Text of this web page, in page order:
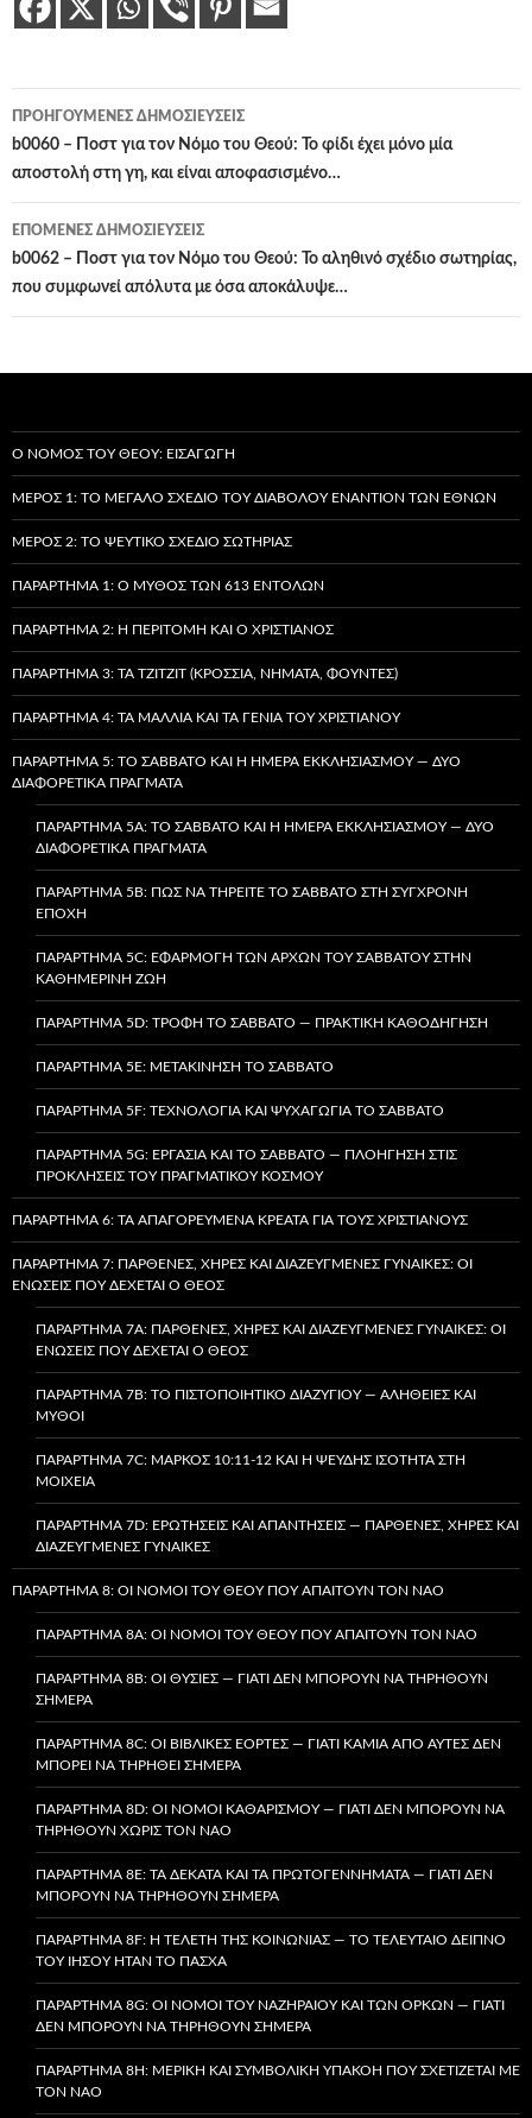
Πλοήγηση
άρθρων
ΠΡΟΗΓΟΎΜΕΝΕΣ ΔΗΜΟΣΙΕΎΣΕΙΣ
b0060 – Ποστ για τον Νόμο του Θεού: Το φίδι έχει μόνο μία
αποστολή στη γη, και είναι αποφασισμένο…
ΕΠΌΜΕΝΕΣ ΔΗΜΟΣΙΕΎΣΕΙΣ
b0062 – Ποστ για τον Νόμο του Θεού: Το αληθινό σχέδιο σωτηρίας,
που συμφωνεί απόλυτα με όσα αποκάλυψε…
Ο ΝΌΜΟΣ ΤΟΥ ΘΕΟΎ: ΕΙΣΑΓΩΓΉ
ΜΈΡΟΣ 1: ΤΟ ΜΕΓΆΛΟ ΣΧΈΔΙΟ ΤΟΥ ΔΙΑΒΌΛΟΥ ΕΝΑΝΤΊΟΝ ΤΩΝ ΕΘΝΏΝ
ΜΈΡΟΣ 2: ΤΟ ΨΕΎΤΙΚΟ ΣΧΈΔΙΟ ΣΩΤΗΡΊΑΣ
ΠΑΡΆΡΤΗΜΑ 1: Ο ΜΎΘΟΣ ΤΩΝ 613 ΕΝΤΟΛΏΝ
ΠΑΡΆΡΤΗΜΑ 2: Η ΠΕΡΙΤΟΜΉ ΚΑΙ Ο ΧΡΙΣΤΙΑΝΌΣ
ΠΑΡΆΡΤΗΜΑ 3: ΤΑ TZITZIT (ΚΡΌΣΣΙΑ, ΝΉΜΑΤΑ, ΦΟΎΝΤΕΣ)
ΠΑΡΆΡΤΗΜΑ 4: ΤΑ ΜΑΛΛΙΆ ΚΑΙ ΤΑ ΓΈΝΙΑ ΤΟΥ ΧΡΙΣΤΙΑΝΟΎ
ΠΑΡΆΡΤΗΜΑ 5: ΤΟ ΣΆΒΒΑΤΟ ΚΑΙ Η ΗΜΈΡΑ ΕΚΚΛΗΣΙΑΣΜΟΎ — ΔΎΟ
ΔΙΑΦΟΡΕΤΙΚΆ ΠΡΆΓΜΑΤΑ
ΠΑΡΆΡΤΗΜΑ 5A: ΤΟ ΣΆΒΒΑΤΟ ΚΑΙ Η ΗΜΈΡΑ ΕΚΚΛΗΣΙΑΣΜΟΎ — ΔΎΟ
ΔΙΑΦΟΡΕΤΙΚΆ ΠΡΆΓΜΑΤΑ
ΠΑΡΆΡΤΗΜΑ 5B: ΠΏΣ ΝΑ ΤΗΡΕΊΤΕ ΤΟ ΣΆΒΒΑΤΟ ΣΤΗ ΣΎΓΧΡΟΝΗ
ΕΠΟΧΉ
ΠΑΡΆΡΤΗΜΑ 5C: ΕΦΑΡΜΟΓΉ ΤΩΝ ΑΡΧΏΝ ΤΟΥ ΣΑΒΒΆΤΟΥ ΣΤΗΝ
ΚΑΘΗΜΕΡΙΝΉ ΖΩΉ
ΠΑΡΆΡΤΗΜΑ 5D: ΤΡΟΦΉ ΤΟ ΣΆΒΒΑΤΟ — ΠΡΑΚΤΙΚΉ ΚΑΘΟΔΉΓΗΣΗ
ΠΑΡΆΡΤΗΜΑ 5E: ΜΕΤΑΚΊΝΗΣΗ ΤΟ ΣΆΒΒΑΤΟ
ΠΑΡΆΡΤΗΜΑ 5F: ΤΕΧΝΟΛΟΓΊΑ ΚΑΙ ΨΥΧΑΓΩΓΊΑ ΤΟ ΣΆΒΒΑΤΟ
ΠΑΡΆΡΤΗΜΑ 5G: ΕΡΓΑΣΊΑ ΚΑΙ ΤΟ ΣΆΒΒΑΤΟ — ΠΛΟΉΓΗΣΗ ΣΤΙΣ
ΠΡΟΚΛΉΣΕΙΣ ΤΟΥ ΠΡΑΓΜΑΤΙΚΟΎ ΚΌΣΜΟΥ
ΠΑΡΆΡΤΗΜΑ 6: ΤΑ ΑΠΑΓΟΡΕΥΜΈΝΑ ΚΡΈΑΤΑ ΓΙΑ ΤΟΥΣ ΧΡΙΣΤΙΑΝΟΎΣ
ΠΑΡΆΡΤΗΜΑ 7: ΠΑΡΘΈΝΕΣ, ΧΉΡΕΣ ΚΑΙ ΔΙΑΖΕΥΓΜΈΝΕΣ ΓΥΝΑΊΚΕΣ: ΟΙ
ΕΝΏΣΕΙΣ ΠΟΥ ΔΈΧΕΤΑΙ Ο ΘΕΌΣ
ΠΑΡΆΡΤΗΜΑ 7A: ΠΑΡΘΈΝΕΣ, ΧΉΡΕΣ ΚΑΙ ΔΙΑΖΕΥΓΜΈΝΕΣ ΓΥΝΑΊΚΕΣ: ΟΙ
ΕΝΏΣΕΙΣ ΠΟΥ ΔΈΧΕΤΑΙ Ο ΘΕΌΣ
ΠΑΡΆΡΤΗΜΑ 7B: ΤΟ ΠΙΣΤΟΠΟΙΗΤΙΚΌ ΔΙΑΖΥΓΊΟΥ — ΑΛΉΘΕΙΕΣ ΚΑΙ
ΜΎΘΟΙ
ΠΑΡΆΡΤΗΜΑ 7C: ΜΆΡΚΟΣ 10:11-12 ΚΑΙ Η ΨΕΥΔΉΣ ΙΣΌΤΗΤΑ ΣΤΗ
ΜΟΙΧΕΊΑ
ΠΑΡΆΡΤΗΜΑ 7D: ΕΡΩΤΉΣΕΙΣ ΚΑΙ ΑΠΑΝΤΉΣΕΙΣ — ΠΑΡΘΈΝΕΣ, ΧΉΡΕΣ ΚΑΙ
ΔΙΑΖΕΥΓΜΈΝΕΣ ΓΥΝΑΊΚΕΣ
ΠΑΡΆΡΤΗΜΑ 8: ΟΙ ΝΌΜΟΙ ΤΟΥ ΘΕΟΎ ΠΟΥ ΑΠΑΙΤΟΎΝ ΤΟΝ ΝΑΌ
ΠΑΡΆΡΤΗΜΑ 8A: ΟΙ ΝΌΜΟΙ ΤΟΥ ΘΕΟΎ ΠΟΥ ΑΠΑΙΤΟΎΝ ΤΟΝ ΝΑΌ
ΠΑΡΆΡΤΗΜΑ 8B: ΟΙ ΘΥΣΊΕΣ — ΓΙΑΤΊ ΔΕΝ ΜΠΟΡΟΎΝ ΝΑ ΤΗΡΗΘΟΎΝ
ΣΉΜΕΡΑ
ΠΑΡΆΡΤΗΜΑ 8C: ΟΙ ΒΙΒΛΙΚΈΣ ΕΟΡΤΈΣ — ΓΙΑΤΊ ΚΑΜΊΑ ΑΠΌ ΑΥΤΈΣ ΔΕΝ
ΜΠΟΡΕΊ ΝΑ ΤΗΡΗΘΕΊ ΣΉΜΕΡΑ
ΠΑΡΆΡΤΗΜΑ 8D: ΟΙ ΝΌΜΟΙ ΚΑΘΑΡΙΣΜΟΎ — ΓΙΑΤΊ ΔΕΝ ΜΠΟΡΟΎΝ ΝΑ
ΤΗΡΗΘΟΎΝ ΧΩΡΊΣ ΤΟΝ ΝΑΌ
ΠΑΡΆΡΤΗΜΑ 8E: ΤΑ ΔΈΚΑΤΑ ΚΑΙ ΤΑ ΠΡΩΤΟΓΕΝΝΉΜΑΤΑ — ΓΙΑΤΊ ΔΕΝ
ΜΠΟΡΟΎΝ ΝΑ ΤΗΡΗΘΟΎΝ ΣΉΜΕΡΑ
ΠΑΡΆΡΤΗΜΑ 8F: Η ΤΕΛΕΤΉ ΤΗΣ ΚΟΙΝΩΝΊΑΣ — ΤΟ ΤΕΛΕΥΤΑΊΟ ΔΕΊΠΝΟ
ΤΟΥ ΙΗΣΟΎ ΉΤΑΝ ΤΟ ΠΆΣΧΑ
ΠΑΡΆΡΤΗΜΑ 8G: ΟΙ ΝΌΜΟΙ ΤΟΥ ΝΑΖΗΡΑΊΟΥ ΚΑΙ ΤΩΝ ΌΡΚΩΝ — ΓΙΑΤΊ
ΔΕΝ ΜΠΟΡΟΎΝ ΝΑ ΤΗΡΗΘΟΎΝ ΣΉΜΕΡΑ
ΠΑΡΆΡΤΗΜΑ 8H: ΜΕΡΙΚΉ ΚΑΙ ΣΥΜΒΟΛΙΚΉ ΥΠΑΚΟΉ ΠΟΥ ΣΧΕΤΊΖΕΤΑΙ ΜΕ
ΤΟΝ ΝΑΌ